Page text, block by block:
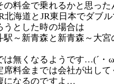
の料金で乗れるかと思っ
北海道とJR東日本でダブ
うとした時の場合は
駅～新青森と新青森～大
は無くなるようです…(´・
席料金までは会社が出して
になるのですよ…